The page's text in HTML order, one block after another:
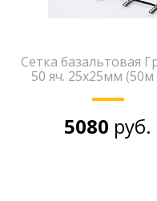
Сетка базальтовая
50 яч. 25х25мм (50м
5080 руб.